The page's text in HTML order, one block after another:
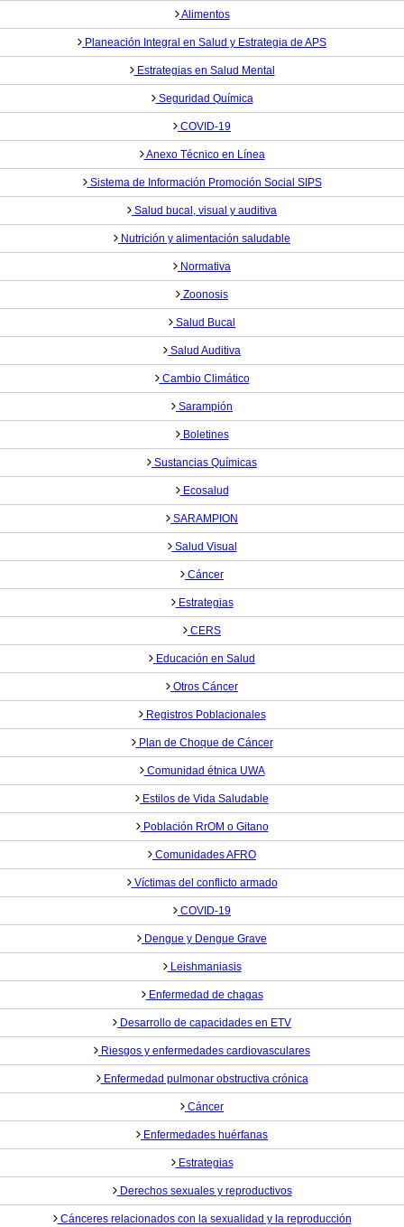
Alimentos
Planeación Integral en Salud y Estrategia de APS
Estrategias en Salud Mental
Seguridad Química
COVID-19
Anexo Técnico en Línea
Sistema de Información Promoción Social SIPS
Salud bucal, visual y auditiva
Nutrición y alimentación saludable
Normativa
Zoonosis
Salud Bucal
Salud Auditiva
Cambio Climático
Sarampión
Boletines
Sustancias Químicas
Ecosalud
SARAMPION
Salud Visual
Cáncer
Estrategias
CERS
Educación en Salud
Otros Cáncer
Registros Poblacionales
Plan de Choque de Cáncer
Comunidad étnica UWA
Estilos de Vida Saludable
Población RrOM o Gitano
Comunidades AFRO
Víctimas del conflicto armado
COVID-19
Dengue y Dengue Grave
Leishmaniasis
Enfermedad de chagas
Desarrollo de capacidades en ETV
Riesgos y enfermedades cardiovasculares
Enfermedad pulmonar obstructiva crónica
Cáncer
Enfermedades huérfanas
Estrategias
Derechos sexuales y reproductivos
Cánceres relacionados con la sexualidad y la reproducción